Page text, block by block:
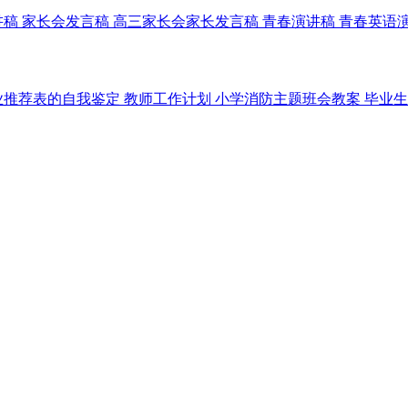
稿 家长会发言稿 高三家长会家长发言稿 青春演讲稿 青春英语
推荐表的自我鉴定 教师工作计划 小学消防主题班会教案 毕业